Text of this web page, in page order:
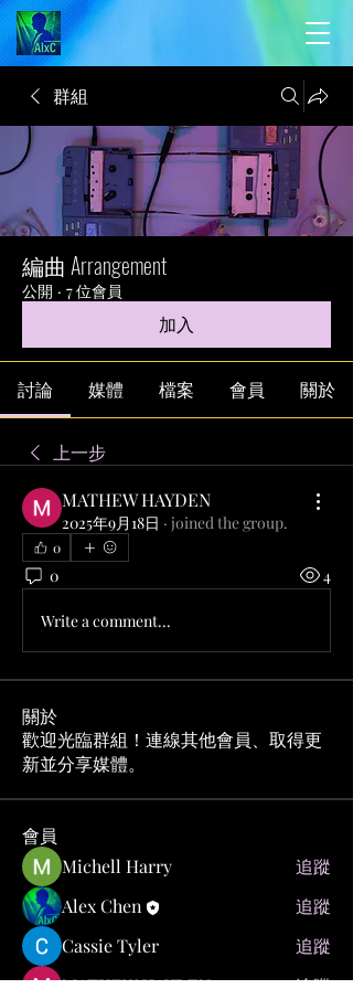
群組
編曲 Arrangement
公開 · 7 位會員
加入
討論 媒體 檔案 會員 關於
上一步
MATHEW HAYDEN
2025年9月18日 · joined the group.
0
0 4
Write a comment...
關於
歡迎光臨群組！連線其他會員、取得更
新並分享媒體。
會員
Michell Harry
追蹤
Alex Chen
追蹤
Cassie Tyler
追蹤